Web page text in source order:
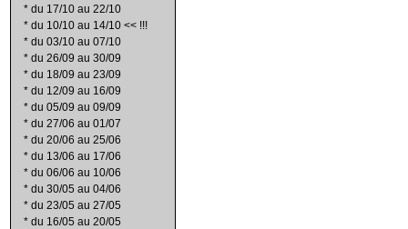
* du 17/10 au 22/10
* du 10/10 au 14/10 << !!!
* du 03/10 au 07/10
* du 26/09 au 30/09
* du 18/09 au 23/09
* du 12/09 au 16/09
* du 05/09 au 09/09
* du 27/06 au 01/07
* du 20/06 au 25/06
* du 13/06 au 17/06
* du 06/06 au 10/06
* du 30/05 au 04/06
* du 23/05 au 27/05
* du 16/05 au 20/05